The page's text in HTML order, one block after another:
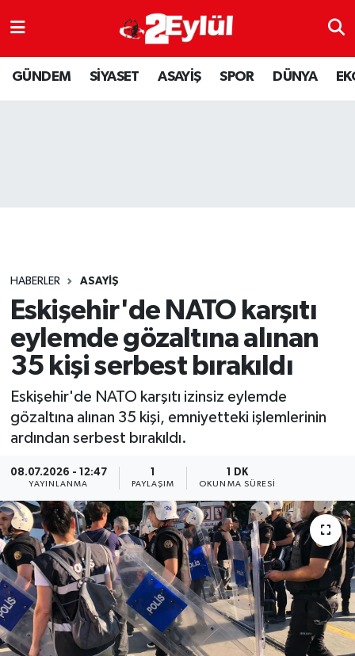
GÜNDEM SİYASET ASAYİŞ SPOR DÜNYA
HABERLER ASAYİŞ
Eskişehir'de NATO karşıtı
eylemde gözaltına alınan
35 kişi serbest bırakıldı
Eskişehir'de NATO karşıtı izinsiz eylemde
gözaltına alınan 35 kişi, emniyetteki işlemlerinin
ardından serbest bırakıldı.
08.07.2026 - 12:47
YAYINLANMA PAYLAŞIM
1 DK
OKUNMA SÜRESI
ASAYİŞ
DÜNYA
SPOR
YAŞAM
Nöbetçi Eczaneler
Hava Durumu
Son Dakika Haberleri
Haber Arşivi